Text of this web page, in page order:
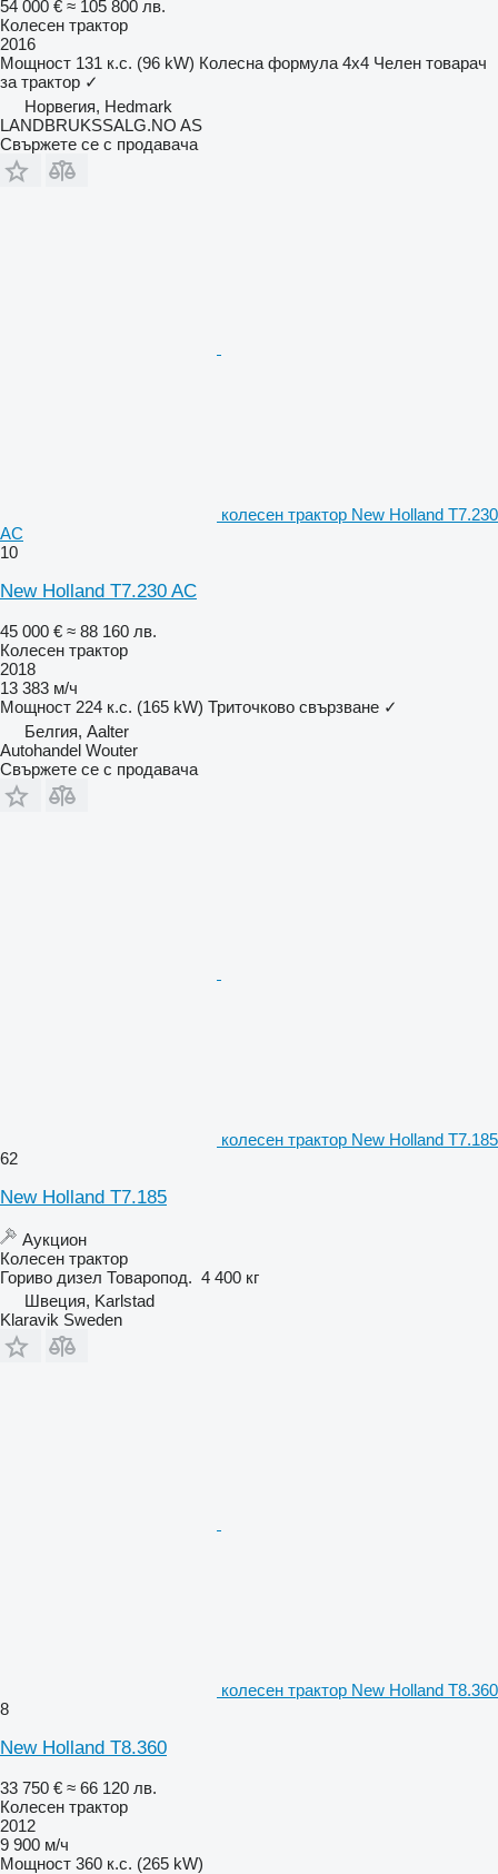
54 000 € ≈ 105 800 лв.
Колесен трактор
2016
Мощност 131 к.с. (96 kW) Колесна формула 4x4 Челен товарач
за трактор ✓
Норвегия, Hedmark
LANDBRUKSSALG.NO AS
Свържете се с продавача
колесен трактор New Holland T7.230
AC
10
New Holland T7.230 AC
45 000 € ≈ 88 160 лв.
Колесен трактор
2018
13 383 м/ч
Мощност 224 к.с. (165 kW) Триточково свързване ✓
Белгия, Aalter
Autohandel Wouter
Свържете се с продавача
колесен трактор New Holland T7.185
62
New Holland T7.185
Аукцион
Колесен трактор
Гориво дизел Товаропод. 4 400 кг
Швеция, Karlstad
Klaravik Sweden
колесен трактор New Holland T8.360
8
New Holland T8.360
33 750 € ≈ 66 120 лв.
Колесен трактор
2012
9 900 м/ч
Мощност 360 к.с. (265 kW)